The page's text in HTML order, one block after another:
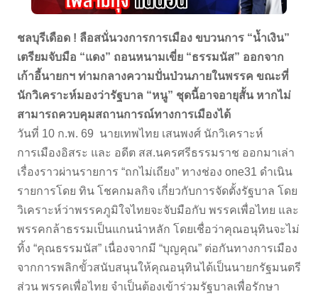
ชลบุรีเดือด ! ลือสนั่นวงการการเมือง ขบวนการ “น้ำเงิน”
เตรียมจับมือ “แดง” ถอนหนามเขี่ย “ธรรมนัส” ออกจาก
เก้าอี้นายกฯ ท่ามกลางความปั่นป่วนภายในพรรค ขณะที่
นักวิเคราะห์มองว่ารัฐบาล “หนู” ชุดนี้อาจอายุสั้น หากไม่
สามารถควบคุมสถานการณ์ทางการเมืองได้
วันที่ 10 ก.พ. 69 นายเทพไทย เสนพงศ์ นักวิเคราะห์
การเมืองอิสระ และ อดีต สส.นครศรีธรรมราช ออกมาเล่า
เรื่องราวผ่านรายการ “ถกไม่เถียง” ทางช่อง one31 ดำเนิน
รายการโดย ทิน โชคกมลกิจ เกี่ยวกับการจัดตั้งรัฐบาล โดย
วิเคราะห์ว่าพรรคภูมิใจไทยจะจับมือกับ พรรคเพื่อไทย และ
พรรคกล้าธรรมเป็นแกนนำหลัก โดยเชื่อว่าคุณอนุทินจะไม่
ทิ้ง “คุณธรรมนัส” เนื่องจากมี “บุญคุณ” ต่อกันทางการเมือง
จากการพลิกขั้วสนับสนุนให้คุณอนุทินได้เป็นนายกรัฐมนตรี
ส่วน พรรคเพื่อไทย จำเป็นต้องเข้าร่วมรัฐบาลเพื่อรักษา